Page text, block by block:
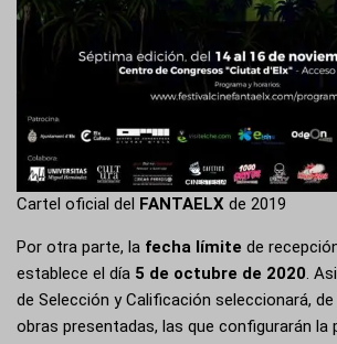
Cartel oficial del FANTAELX de 2019
Por otra parte, la fecha límite de
establece el día 5 de octubre de 2020.
de Selección y Calificación seleccionará,
obras presentadas, las que configurarán la